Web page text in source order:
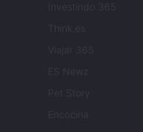
Investindo 365
Think.es
Viajar 365
ES Newz
Pet Story
Encocina